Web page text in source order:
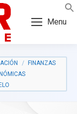
Menu
FINANZAS